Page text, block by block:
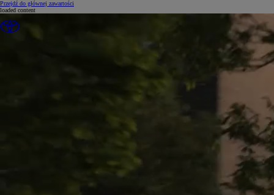
Przejdź do głównej zawartości
loaded content